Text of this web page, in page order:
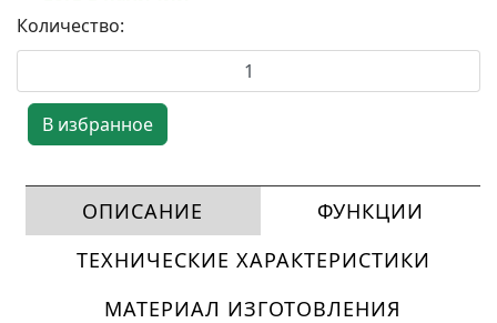
Количество:
ОПИСАНИЕ
ФУНКЦИИ
ТЕХНИЧЕСКИЕ ХАРАКТЕРИСТИКИ
МАТЕРИАЛ ИЗГОТОВЛЕНИЯ